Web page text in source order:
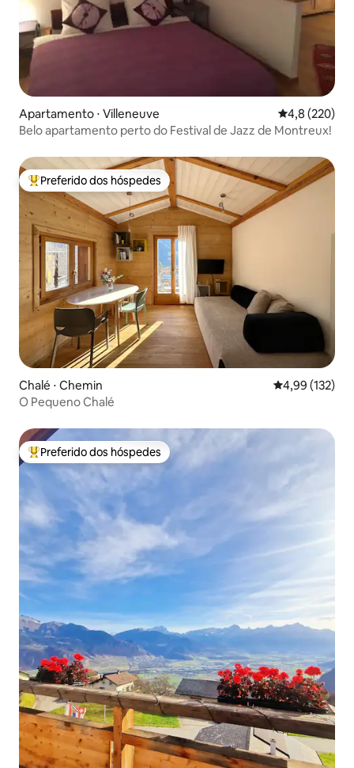
Apartamento ⋅ Villeneuve 4,8 de uma
4,8 (220)
Belo apartamento perto do Festival de Jazz de Montreux!
Entre os melhores preferidos dos hóspedes
Preferido dos hóspedes
Chalé ⋅ Chemin 4,99 de uma
4,99 (132)
O Pequeno Chalé
Entre os melhores preferidos dos hóspedes
Preferido dos hóspedes